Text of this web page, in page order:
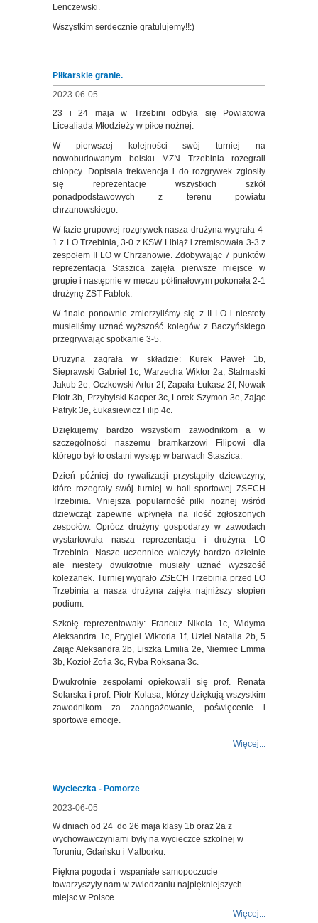
Lenczewski.
Wszystkim serdecznie gratulujemy!!:)
Piłkarskie granie.
2023-06-05
23 i 24 maja w Trzebini odbyła się Powiatowa
Licealiada Młodzieży w piłce nożnej.
W pierwszej kolejności swój turniej na
nowobudowanym boisku MZN Trzebinia rozegrali
chłopcy. Dopisała frekwencja i do rozgrywek zgłosiły
się reprezentacje wszystkich szkół
ponadpodstawowych z terenu powiatu
chrzanowskiego.
W fazie grupowej rozgrywek nasza drużyna wygrała 4-
1 z LO Trzebinia, 3-0 z KSW Libiąż i zremisowała 3-3 z
zespołem II LO w Chrzanowie. Zdobywając 7 punktów
reprezentacja Staszica zajęła pierwsze miejsce w
grupie i następnie w meczu półfinałowym pokonała 2-1
drużynę ZST Fablok.
W finale ponownie zmierzyliśmy się z II LO i niestety
musieliśmy uznać wyższość kolegów z Baczyńskiego
przegrywając spotkanie 3-5.
Drużyna zagrała w składzie: Kurek Paweł 1b,
Sieprawski Gabriel 1c, Warzecha Wiktor 2a, Stalmaski
Jakub 2e, Oczkowski Artur 2f, Zapała Łukasz 2f, Nowak
Piotr 3b, Przybylski Kacper 3c, Lorek Szymon 3e, Zając
Patryk 3e, Łukasiewicz Filip 4c.
Dziękujemy bardzo wszystkim zawodnikom a w
szczególności naszemu bramkarzowi Filipowi dla
którego był to ostatni występ w barwach Staszica.
Dzień później do rywalizacji przystąpiły dziewczyny,
które rozegrały swój turniej w hali sportowej ZSECH
Trzebinia. Mniejsza popularność piłki nożnej wśród
dziewcząt zapewne wpłynęła na ilość zgłoszonych
zespołów. Oprócz drużyny gospodarzy w zawodach
wystartowała nasza reprezentacja i drużyna LO
Trzebinia. Nasze uczennice walczyły bardzo dzielnie
ale niestety dwukrotnie musiały uznać wyższość
koleżanek. Turniej wygrało ZSECH Trzebinia przed LO
Trzebinia a nasza drużyna zajęła najniższy stopień
podium.
Szkołę reprezentowały: Francuz Nikola 1c, Widyma
Aleksandra 1c, Prygiel Wiktoria 1f, Uziel Natalia 2b, 5
Zając Aleksandra 2b, Liszka Emilia 2e, Niemiec Emma
3b, Kozioł Zofia 3c, Ryba Roksana 3c.
Dwukrotnie zespołami opiekowali się prof. Renata
Solarska i prof. Piotr Kolasa, którzy dziękują wszystkim
zawodnikom za zaangażowanie, poświęcenie i
sportowe emocje.
Więcej...
Wycieczka - Pomorze
2023-06-05
W dniach od 24 do 26 maja klasy 1b oraz 2a z
wychowawczyniami były na wycieczce szkolnej w
Toruniu, Gdańsku i Malborku.
Piękna pogoda i wspaniałe samopoczucie
towarzyszyły nam w zwiedzaniu najpiękniejszych
miejsc w Polsce.
Więcej...